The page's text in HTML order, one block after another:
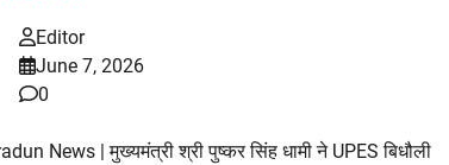
Editor
June 7, 2026
0
News | मुख्यमंत्री श्री पुष्कर सिंह धामी ने UPES बिधौली